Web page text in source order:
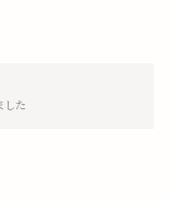
した